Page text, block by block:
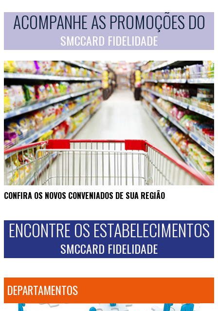
ACOMPANHE AS PROMOÇÕES DO
SMCCARD FIDELIDADE
CONFIRA OS NOVOS CONVENIADOS DE SUA REGIÃO
ENCONTRE OS ESTABELECIMENTOS
SMCCARD FIDELIDADE
DEPARTAMENTOS